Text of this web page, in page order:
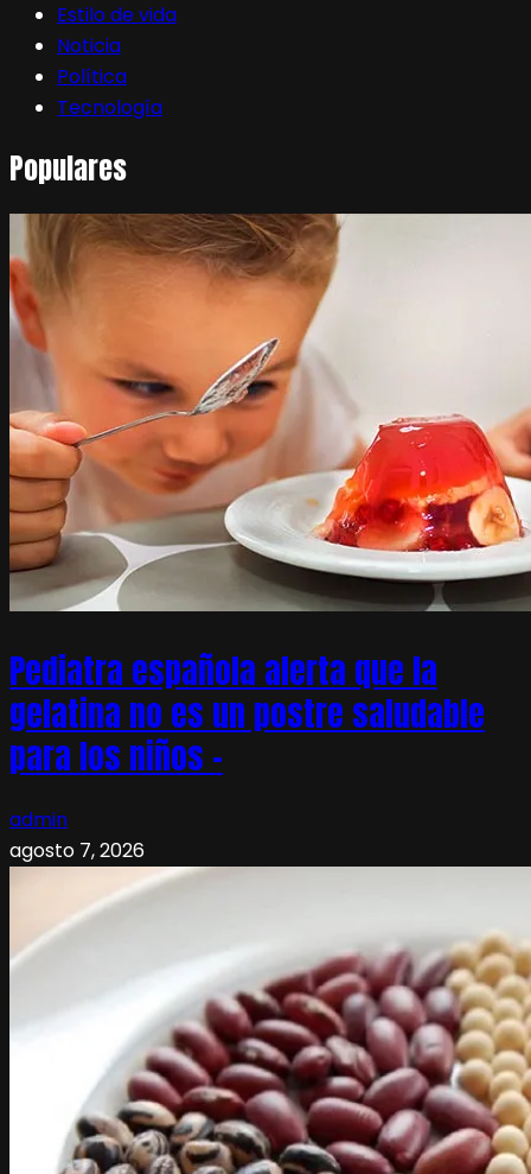
Estilo de vida
Noticia
Política
Tecnología
Populares
Pediatra española alerta que la
gelatina no es un postre saludable
para los niños –
admin
agosto 7, 2026